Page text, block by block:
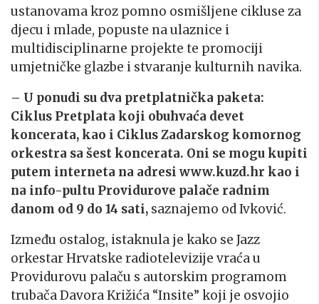
ustanovama kroz pomno osmišljene cikluse za
djecu i mlade, popuste na ulaznice i
multidisciplinarne projekte te promociji
umjetničke glazbe i stvaranje kulturnih navika.
– U ponudi su dva pretplatnička paketa:
Ciklus Pretplata koji obuhvaća devet
koncerata, kao i Ciklus Zadarskog komornog
orkestra sa šest koncerata. Oni se mogu kupiti
putem interneta na adresi www.kuzd.hr kao i
na info-pultu Providurove palače radnim
danom od 9 do 14 sati, saznajemo od Ivković.
Između ostalog, istaknula je kako se Jazz
orkestar Hrvatske radiotelevizije vraća u
Providurovu palaču s autorskim programom
trubača Davora Križića “Insite” koji je osvojio